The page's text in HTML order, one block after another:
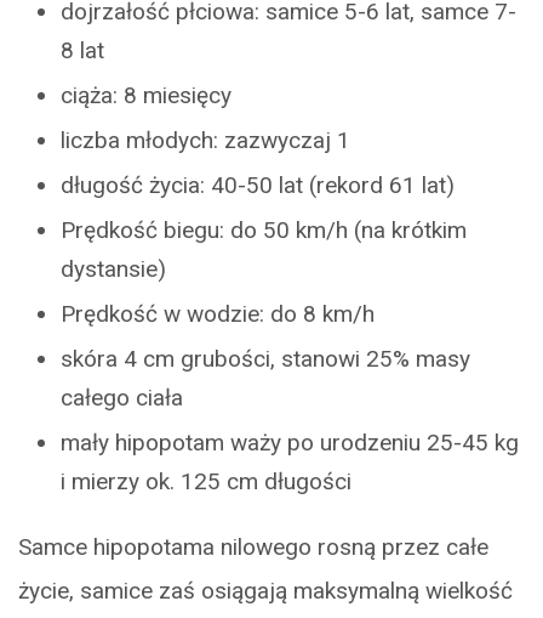
dojrzałość płciowa: samice 5-6 lat, samce 7-
8 lat
ciąża: 8 miesięcy
liczba młodych: zazwyczaj 1
długość życia: 40-50 lat (rekord 61 lat)
Prędkość biegu: do 50 km/h (na krótkim
dystansie)
Prędkość w wodzie: do 8 km/h
skóra 4 cm grubości, stanowi 25% masy
całego ciała
mały hipopotam waży po urodzeniu 25-45 kg
i mierzy ok. 125 cm długości
Samce hipopotama nilowego rosną przez całe
życie, samice zaś osiągają maksymalną wielkość